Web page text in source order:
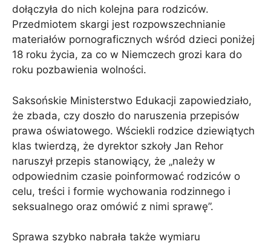
dołączyła do nich kolejna para rodziców.
Przedmiotem skargi jest rozpowszechnianie
materiałów pornograficznych wśród dzieci poniżej
18 roku życia, za co w Niemczech grozi kara do
roku pozbawienia wolności.
Saksońskie Ministerstwo Edukacji zapowiedziało,
że zbada, czy doszło do naruszenia przepisów
prawa oświatowego. Wściekli rodzice dziewiątych
klas twierdzą, że dyrektor szkoły Jan Rehor
naruszył przepis stanowiący, że „należy w
odpowiednim czasie poinformować rodziców o
celu, treści i formie wychowania rodzinnego i
seksualnego oraz omówić z nimi sprawę”.
Sprawa szybko nabrała także wymiaru